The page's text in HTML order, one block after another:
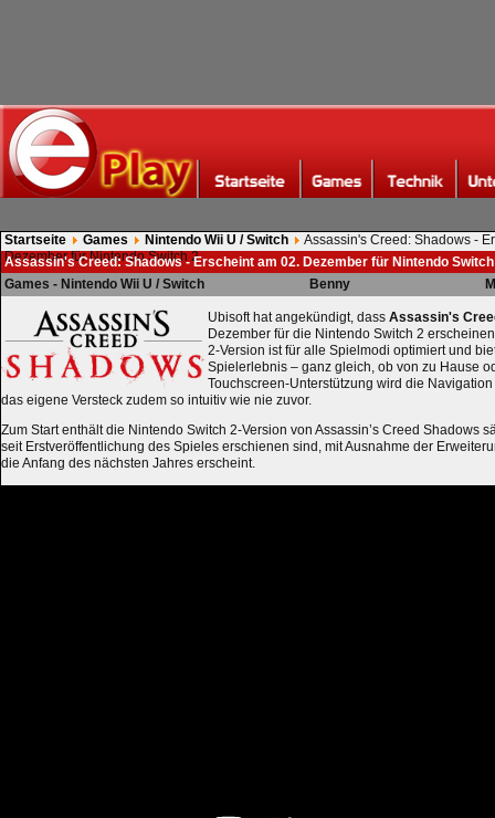
Startseite Games Nintendo Wii U / Switch
Assassin's Creed: Shadows -
Dezember für Nintendo Switch 2
Assassin's Creed: Shadows - Erscheint am 02. Dezember für Nintendo
Games - Nintendo Wii U / Switch
Benny
Ubisoft hat angekündigt, dass Assassin's
Dezember für die Nintendo Switch 2
2-Version ist für alle Spielmodi optimiert und
Spielerlebnis – ganz gleich, ob von zu Hause
Touchscreen-Unterstützung wird die
das eigene Versteck zudem so intuitiv wie nie zuvor.
Zum Start enthält die Nintendo Switch 2-Version von Assassin’s Creed Shadows
seit Erstveröffentlichung des Spieles erschienen sind, mit Ausnahme der
die Anfang des nächsten Jahres erscheint.